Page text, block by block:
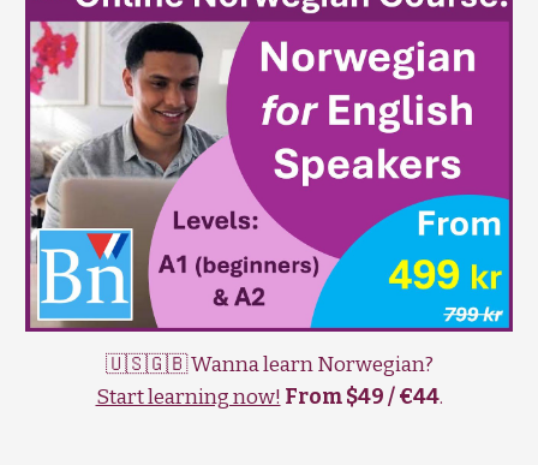
🇺🇸🇬🇧 Wanna learn Norwegian?
Start learning now! From $49 / €44.